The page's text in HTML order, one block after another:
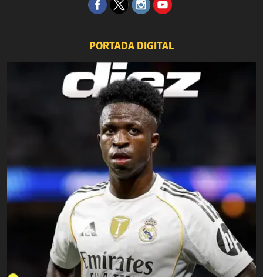
PORTADA DIGITAL